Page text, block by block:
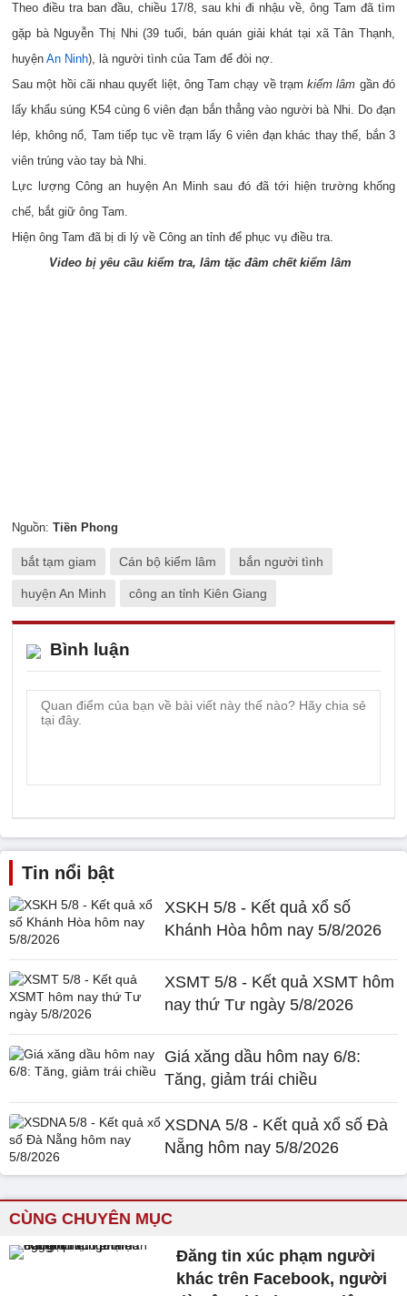
Theo điều tra ban đầu, chiều 17/8, sau khi đi nhậu về, ông Tam đã tìm
gặp bà Nguyễn Thị Nhi (39 tuổi, bán quán giải khát tại xã Tân Thạnh,
huyện An Ninh), là người tình của Tam để đòi nợ.
Sau một hồi cãi nhau quyết liệt, ông Tam chạy về trạmkiểm lâm gần đó
lấy khẩu súng K54 cùng 6 viên đạn bắn thẳng vào người bà Nhi. Do đạn
lép, không nổ, Tam tiếp tục về trạm lấy 6 viên đạn khác thay thế, bắn 3
viên trúng vào tay bà Nhi.
Lực lượng Công an huyện An Minh sau đó đã tới hiện trường khống
chế, bắt giữ ông Tam.
Hiện ông Tam đã bị di lý về Công an tỉnh để phục vụ điều tra.
Video bị yêu cầu kiểm tra, lâm tặc đâm chết kiểm lâm
Nguồn: Tiền Phong
bắt tạm giam Cán bộ kiểm lâm bắn người tình
huyện An Minh công an tỉnh Kiên Giang
Bình luận
Tin nổi bật
XSKH 5/8 - Kết quả xổ số
Khánh Hòa hôm nay 5/8/2026
XSMT 5/8 - Kết quả XSMT hôm
nay thứ Tư ngày 5/8/2026
Giá xăng dầu hôm nay 6/8:
Tăng, giảm trái chiều
XSDNA 5/8 - Kết quả xổ số Đà
Nẵng hôm nay 5/8/2026
CÙNG CHUYÊN MỤC
Đăng tin xúc phạm người
khác trên Facebook, người